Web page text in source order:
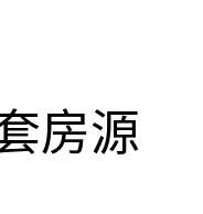
房源